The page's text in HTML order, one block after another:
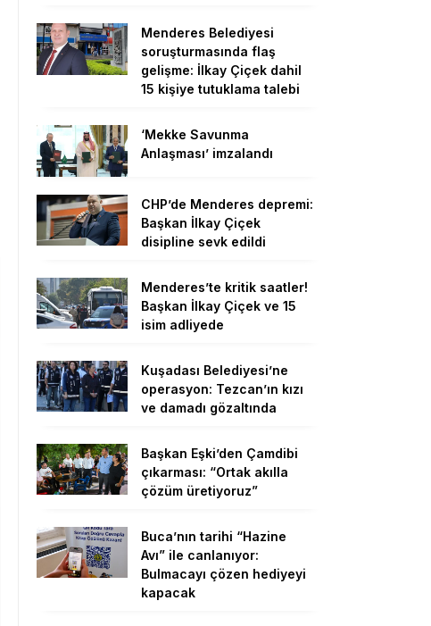
Menderes Belediyesi
soruşturmasında flaş
gelişme: İlkay Çiçek dahil
15 kişiye tutuklama talebi
‘Mekke Savunma
Anlaşması’ imzalandı
CHP’de Menderes depremi:
Başkan İlkay Çiçek
disipline sevk edildi
Menderes’te kritik saatler!
Başkan İlkay Çiçek ve 15
isim adliyede
Kuşadası Belediyesi’ne
operasyon: Tezcan’ın kızı
ve damadı gözaltında
Başkan Eşki’den Çamdibi
çıkarması: “Ortak akılla
çözüm üretiyoruz”
Buca’nın tarihi “Hazine
Avı” ile canlanıyor:
Bulmacayı çözen hediyeyi
kapacak